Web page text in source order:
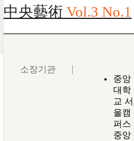
中央藝術 Vol.3 No.1
소장기관
중앙
대학
교 서
울캠
퍼스
중앙